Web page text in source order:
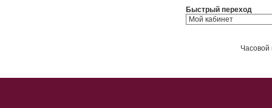
Быстрый переход
Часовой